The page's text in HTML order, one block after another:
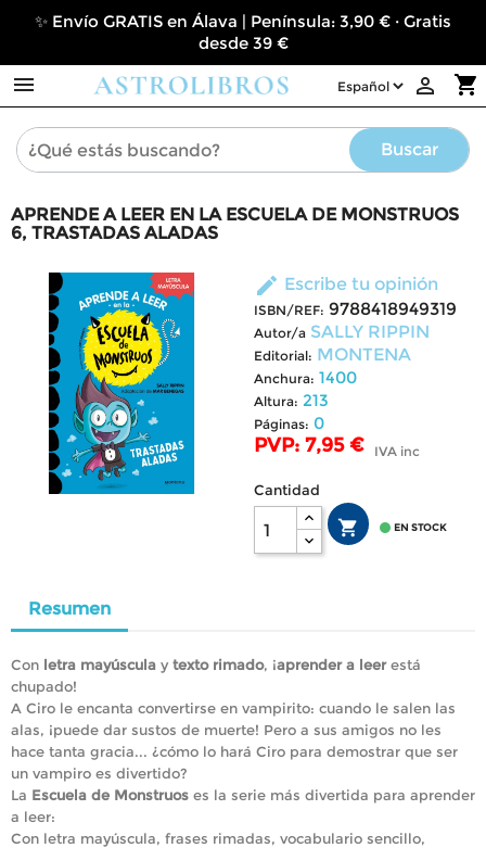
✨ Envío GRATIS en Álava | Península: 3,90 € · Gratis
desde 39 €
 shopping_cart

Buscar
APRENDE A LEER EN LA ESCUELA DE MONSTRUOS
6, TRASTADAS ALADAS
edit Escribe tu opinión
ISBN/REF: 9788418949319
Autor/a SALLY RIPPIN
Editorial: MONTENA
Anchura: 1400
Altura: 213
Páginas: 0
PVP: 7,95 € IVA inc
Cantidad
  EN STOCK
Resumen
Con letra mayúscula y texto rimado, ¡aprender a leerestá
chupado!
A Ciro le encanta convertirse en vampirito: cuando le salen las
alas, ¡puede dar sustos de muerte! Pero a sus amigos no les
hace tanta gracia... ¿cómo lo hará Ciro para demostrar que ser
un vampiro es divertido?
La Escuela de Monstruos es la serie más divertida para aprender
a leer:
Con letra mayúscula, frases rimadas, vocabulario sencillo,